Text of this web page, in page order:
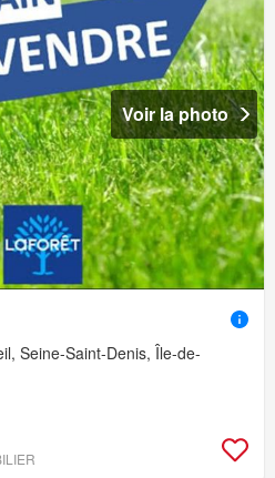
Voir la photo
Seine-Saint-Denis, Île-de-